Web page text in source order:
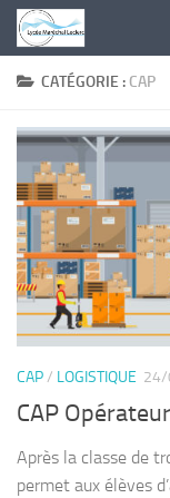
Skip to content
CATÉGORIE : CAP
CAP/ LOGISTIQUE
CAP
Après la classe de
permet aux élèves